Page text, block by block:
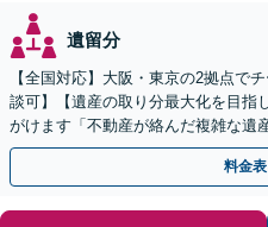
遺留分
【全国対応】大阪・東京の2拠点で
談可】【遺産の取り分最大化を目指
がけます「不動産が絡んだ複雑な遺
執行／事業承継など、お任せくださ
料金